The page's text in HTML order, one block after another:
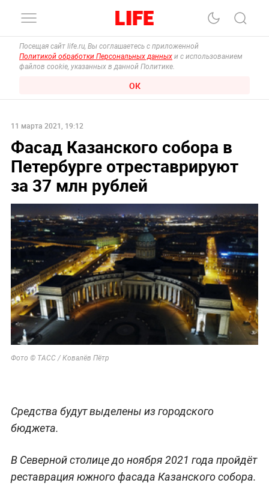
Посещая сайт life.ru, Вы соглашаетесь с приложенной
Политикой обработки Персональных данных и с использованием
файлов cookie, указанных в данной Политике.
ОК
11 марта 2021, 19:12
Фасад Казанского собора в
Петербурге отреставрируют
за 37 млн рублей
Фото © ТАСС / Ковалёв Пётр
Средства будут выделены из городского
бюджета.
В Северной столице до ноября 2021 года пройдёт
реставрация южного фасада Казанского собора.